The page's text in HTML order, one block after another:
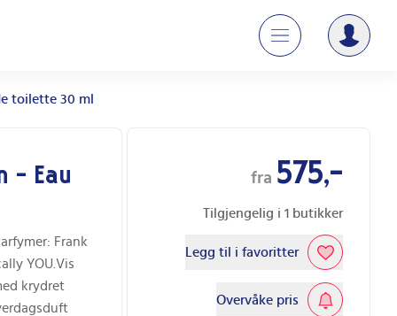
toilette 30 ml
- Eau
Frank
YOU.Vis
krydret
fra 575,-
Tilgjengelig i 1 butikker
Legg til i favoritter
Overvåke pris